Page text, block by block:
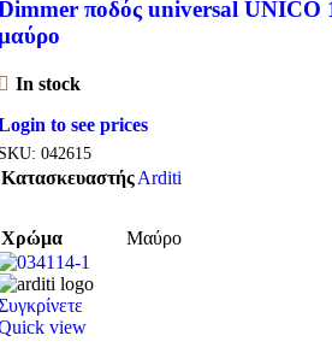
ποδός universal UNICO
In stock
to see prices
042615
ΚατασκευαστήςArditi
Χρώμα Μαύρο
view